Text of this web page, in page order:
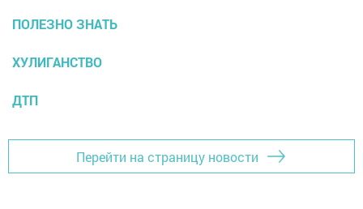
ПОЛЕЗНО ЗНАТЬ
ХУЛИГАНСТВО
ДТП
Перейти на страницу новости